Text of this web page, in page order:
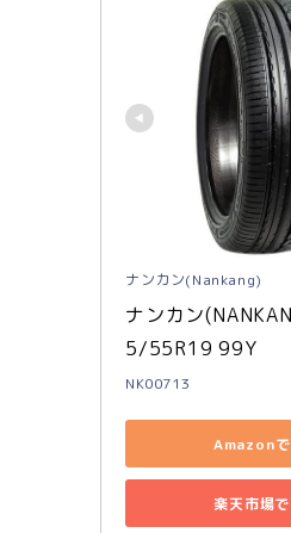
ナンカン(Nankang)
ナンカン
5/55R19 99Y
NK00713
Amazonで
楽天市場